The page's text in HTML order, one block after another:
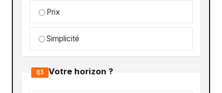
Prix
Simplicité
Q3 Votre horizon ?